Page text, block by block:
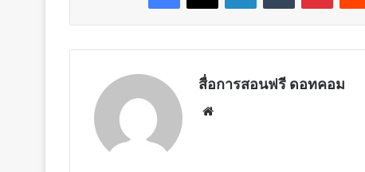
สื่อการสอนฟรี ดอทคอม